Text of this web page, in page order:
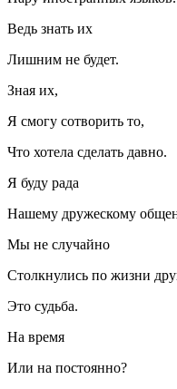
Ведь знать их
Лишним не будет.
Зная их,
Я смогу сотворить то,
Что хотела сделать давно.
Я буду рада
Нашему дружескому
Мы не случайно
Столкнулись по жизни
Это судьба.
На время
Или на постоянно?